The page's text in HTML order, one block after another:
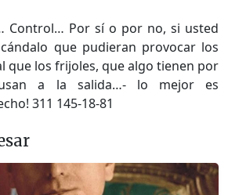
Control… Por sí o por no, si usted
que pudieran provocar los
que los frijoles, que algo tienen por
a la salida…- lo mejor es
311 145-18-81